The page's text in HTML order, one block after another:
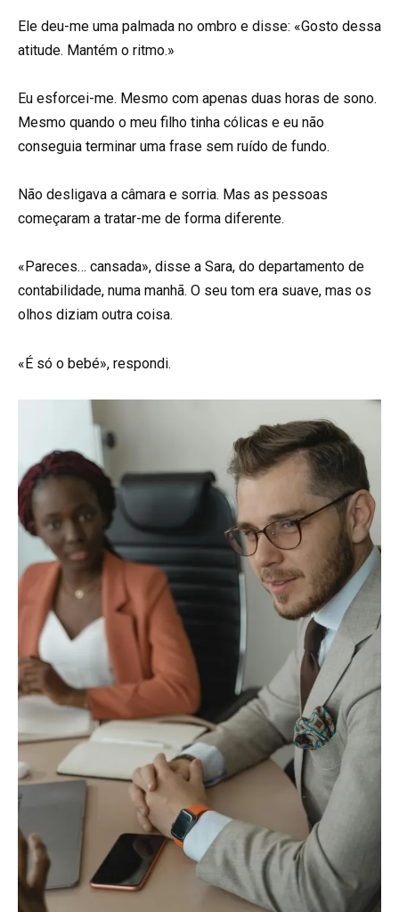
Ele deu-me uma palmada no ombro e disse: «Gosto dessa
atitude. Mantém o ritmo.»
Eu esforcei-me. Mesmo com apenas duas horas de sono.
Mesmo quando o meu filho tinha cólicas e eu não
conseguia terminar uma frase sem ruído de fundo.
Não desligava a câmara e sorria. Mas as pessoas
começaram a tratar-me de forma diferente.
«Pareces… cansada», disse a Sara, do departamento de
contabilidade, numa manhã. O seu tom era suave, mas os
olhos diziam outra coisa.
«É só o bebé», respondi.